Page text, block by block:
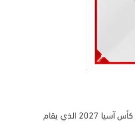
غادر المدير الفني للمنتخب الوطني إيهاب أبو جزر، ومدير المنتخب محمد شطارة، اليوم الجمعة، إلى المملكة العربية السعودية لحضور حفل سحب قرعة كأس آسيا 2027 الذي يقام